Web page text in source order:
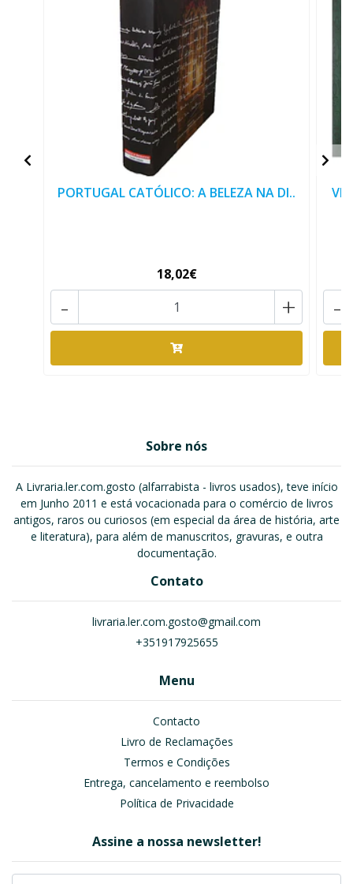
PORTUGAL CATÓLICO: A BELEZA NA DI..
18,02€
+
- -
Sobre nós
A Livraria.ler.com.gosto (alfarrabista - livros usados), teve início
em Junho 2011 e está vocacionada para o comércio de livros
antigos, raros ou curiosos (em especial da área de história, arte
e literatura), para além de manuscritos, gravuras, e outra
documentação.
Contato
livraria.ler.com.gosto@gmail.com
+351917925655
Menu
Contacto
Livro de Reclamações
Termos e Condições
Entrega, cancelamento e reembolso
Política de Privacidade
Assine a nossa newsletter!